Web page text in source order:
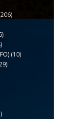
(10)